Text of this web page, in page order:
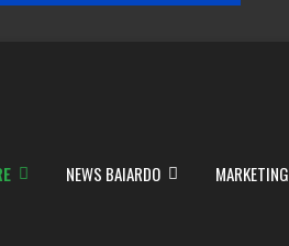
NEWS BAIARDO MARKETING